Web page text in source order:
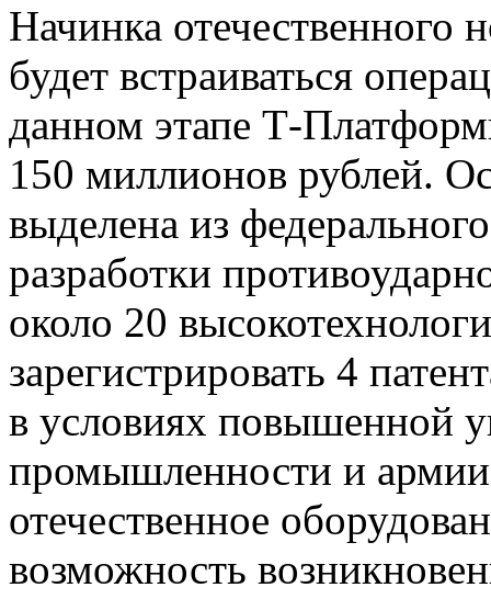
Начинка отечественного
будет встраиваться
данном этапе Т-
150 миллионов рублей.
выделена из
разработки
около 20
зарегистрировать 4
в условиях повышенной
промышленности и
отечественное
возможность